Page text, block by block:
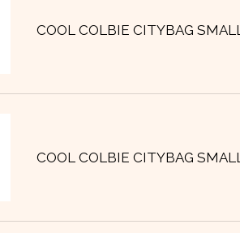
COOL COLBIE CITYBAG SMALL
COOL COLBIE CITYBAG SMALL